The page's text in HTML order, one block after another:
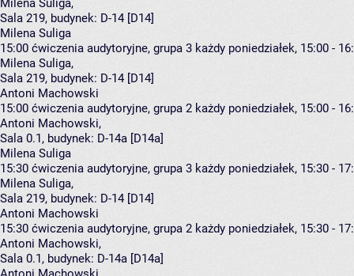
Milena Suliga,
Sala 219, budynek: D-14 [D14]
Milena Suliga
15:00 ćwiczenia audytoryjne, grupa 3 każdy poniedziałek, 15:00 -
Milena Suliga,
Sala 219, budynek: D-14 [D14]
Antoni Machowski
15:00 ćwiczenia audytoryjne, grupa 2 każdy poniedziałek, 15:00 -
Antoni Machowski,
Sala 0.1, budynek: D-14a [D14a]
Milena Suliga
15:30 ćwiczenia audytoryjne, grupa 3 każdy poniedziałek, 15:30 -
Milena Suliga,
Sala 219, budynek: D-14 [D14]
Antoni Machowski
15:30 ćwiczenia audytoryjne, grupa 2 każdy poniedziałek, 15:30 -
Antoni Machowski,
Sala 0.1, budynek: D-14a [D14a]